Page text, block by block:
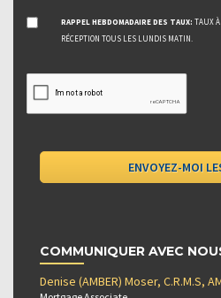
RAPPEL HEBDOMADAIRE DES TAUX: TAUX À
RÉCEPTION TOUS LES LUNDIS MATIN.
COMMUNIQUER AVEC
Denise (AMBER) Moser, C.R.M.S,